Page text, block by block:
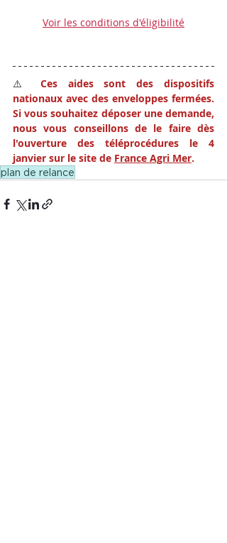
Voir les conditions d'éligibilité
⚠️ Ces aides sont des dispositifs
nationaux avec des enveloppes fermées.
Si vous souhaitez déposer une demande,
nous vous conseillons de le faire dès
l'ouverture des téléprocédures le 4
janvier sur le site de France Agri Mer.
plan de relance